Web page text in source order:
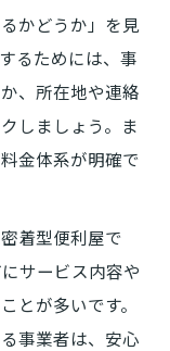
活のメリット
る理由
応力
スの実態
係とは
理由
かどうか」を見
るためには、事
、所在地や連絡
しましょう。ま
金体系が明確で
着型便利屋で
サービス内容や
とが多いです。
事業者は、安心